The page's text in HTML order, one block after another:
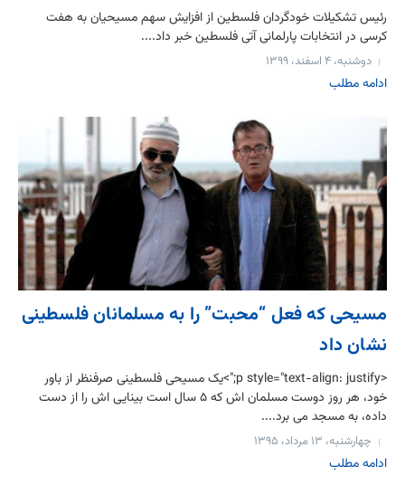
رئیس تشکیلات خودگردان فلسطین از افزایش سهم مسیحیان به هفت
کرسی در انتخابات پارلمانی آتی فلسطین خبر داد....
دوشنبه، ۴ اسفند، ۱۳۹۹
ادامه مطلب
مسیحی که فعل “محبت” را به مسلمانان فلسطینی
نشان داد
<p style="text-align: justify;">یک مسیحی فلسطینی صرفنظر از باور
خود، هر روز دوست مسلمان اش که ۵ سال است بینایی اش را از دست
داده، به مسجد می برد....
چهارشنبه، ۱۳ مرداد، ۱۳۹۵
ادامه مطلب